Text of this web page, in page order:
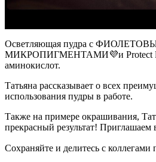
Осветляющая пудра c
МИКРОПИГМЕНТАМИ💜и Protect
аминокислот.
Татьяна рассказывает о всех
использования пудры в работе.
Также на примере окрашивания,
прекрасный результат! Приглашаем
Сохраняйте и делитесь с